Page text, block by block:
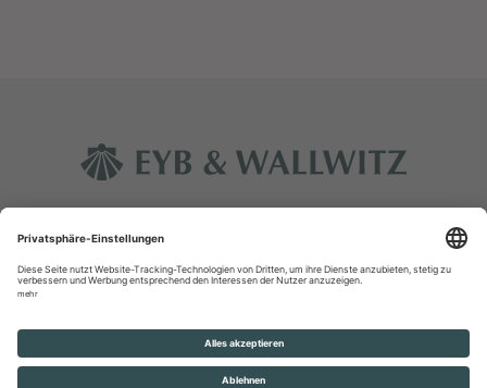
Rechtliche Hinweise
© Eyb & Wallwitz Vermögensmanagement GmbH 2026